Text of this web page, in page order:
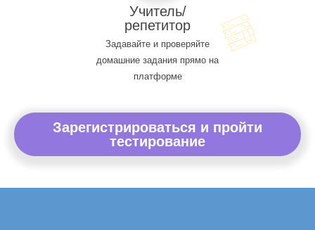
Учитель/
репетитор
Задавайте и проверяйте
домашние задания прямо на
платформе
Зарегистрироваться и пройти
тестирование